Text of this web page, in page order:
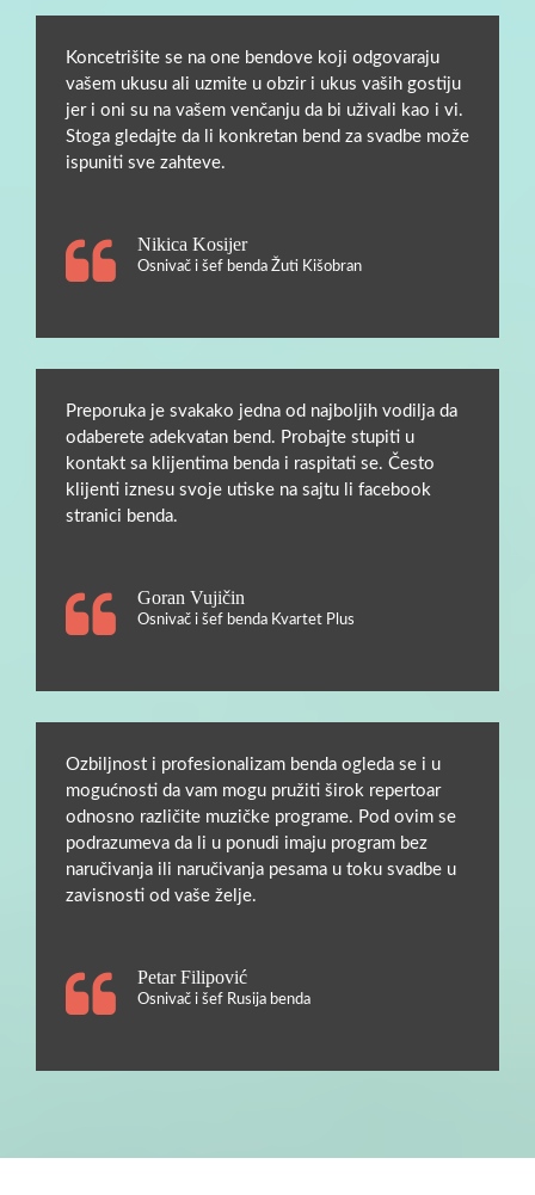
Koncetrišite se na one bendove koji odgovaraju
vašem ukusu ali uzmite u obzir i ukus vaših gostiju
jer i oni su na vašem venčanju da bi uživali kao i vi.
Stoga gledajte da li konkretan bend za svadbe može
ispuniti sve zahteve.
Nikica Kosijer
Osnivač i šef benda Žuti Kišobran
Preporuka je svakako jedna od najboljih vodilja da
odaberete adekvatan bend. Probajte stupiti u
kontakt sa klijentima benda i raspitati se. Često
klijenti iznesu svoje utiske na sajtu li facebook
stranici benda.
Goran Vujičin
Osnivač i šef benda Kvartet Plus
Ozbiljnost i profesionalizam benda ogleda se i u
mogućnosti da vam mogu pružiti širok repertoar
odnosno različite muzičke programe. Pod ovim se
podrazumeva da li u ponudi imaju program bez
naručivanja ili naručivanja pesama u toku svadbe u
zavisnosti od vaše želje.
Petar Filipović
Osnivač i šef Rusija benda